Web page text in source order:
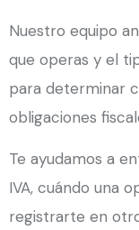
Nuestro equipo
que operas y el
para determinar
obligaciones
Te ayudamos a
IVA, cuándo una
registrarte en